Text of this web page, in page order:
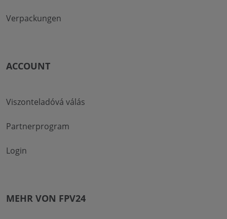
Verpackungen
ACCOUNT
Viszonteladóvá válás
Partnerprogram
Login
MEHR VON FPV24